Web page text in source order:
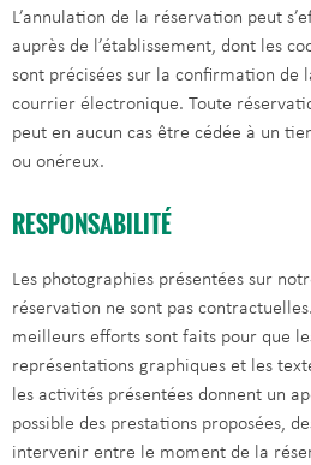
L’annulation de la réservation peut
auprès de l’établissement, dont les
sont précisées sur la confirmation de
courrier électronique. Toute
peut en aucun cas être cédée à un
ou onéreux.
RESPONSABILITÉ
Les photographies présentées sur
réservation ne sont pas
meilleurs efforts sont faits pour que
représentations graphiques et les
les activités présentées donnent un
possible des prestations proposées,
intervenir entre le moment de la